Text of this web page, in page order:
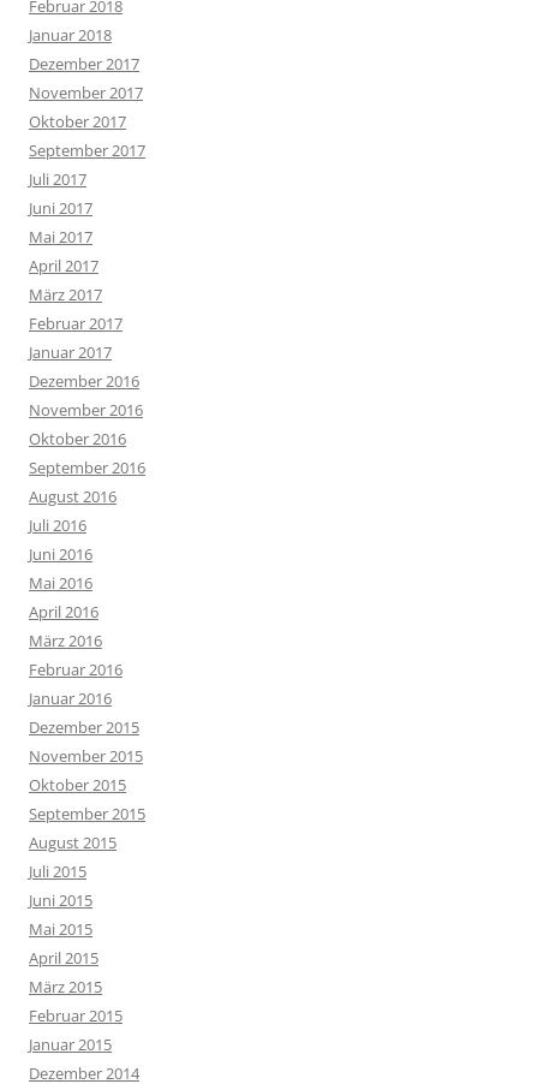
Februar 2018
Januar 2018
Dezember 2017
November 2017
Oktober 2017
September 2017
Juli 2017
Juni 2017
Mai 2017
April 2017
März 2017
Februar 2017
Januar 2017
Dezember 2016
November 2016
Oktober 2016
September 2016
August 2016
Juli 2016
Juni 2016
Mai 2016
April 2016
März 2016
Februar 2016
Januar 2016
Dezember 2015
November 2015
Oktober 2015
September 2015
August 2015
Juli 2015
Juni 2015
Mai 2015
April 2015
März 2015
Februar 2015
Januar 2015
Dezember 2014